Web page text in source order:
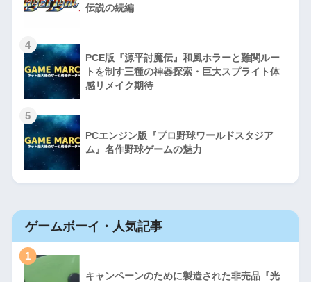
伝説の続編
4
PCE版『源平討魔伝』和風ホラーと難関ルー
トを制す三種の神器探索・巨大スプライト体
感リメイク期待
5
PCエンジン版『プロ野球ワールドスタジア
ム』名作野球ゲームの魅力
ゲームボーイ・人気記事
1
キャンペーンのために製造された非売品『光